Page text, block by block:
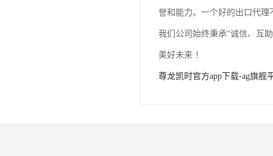
誉和能力。一个好的出口代
我们公司始终秉承“诚信、互
美好未来 ！
尊龙凯时官方app下载-ag旗舰